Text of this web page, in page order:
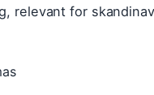
relevant for